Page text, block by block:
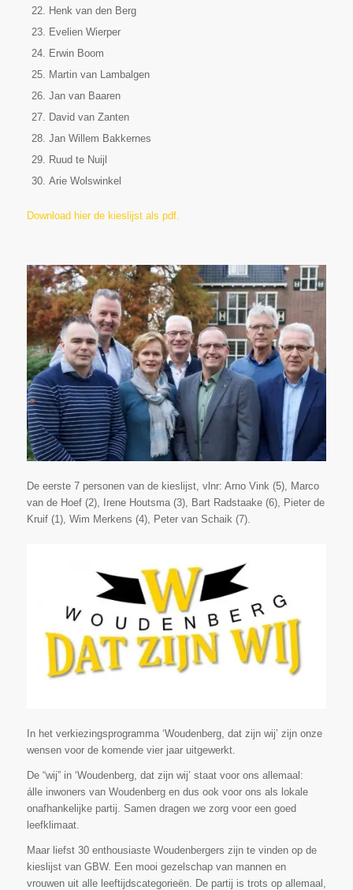
Henk van den Berg
Evelien Wierper
Erwin Boom
Martin van Lambalgen
Jan van Baaren
David van Zanten
Jan Willem Bakkernes
Ruud te Nuijl
Arie Wolswinkel
Download hier de kieslijst als pdf.
De eerste 7 personen van de kieslijst, vlnr: Arno Vink (5), Marco
van de Hoef (2), Irene Houtsma (3), Bart Radstaake (6), Pieter de
Kruif (1), Wim Merkens (4), Peter van Schaik (7).
In het verkiezingsprogramma ‘Woudenberg, dat zijn wij’ zijn onze
wensen voor de komende vier jaar uitgewerkt.
De “wij” in ‘Woudenberg, dat zijn wij’ staat voor ons allemaal:
álle inwoners van Woudenberg en dus ook voor ons als lokale
onafhankelijke partij. Samen dragen we zorg voor een goed
leefklimaat.
Maar liefst 30 enthousiaste Woudenbergers zijn te vinden op de
kieslijst van GBW. Een mooi gezelschap van mannen en
vrouwen uit alle leeftijdscategorieën. De partij is trots op allemaal,